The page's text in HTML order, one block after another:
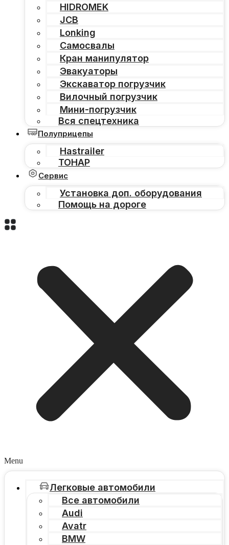
HIDROMEK
JCB
Lonking
Самосвалы
Кран манипулятор
Эвакуаторы
Экскаватор погрузчик
Вилочный погрузчик
Мини-погрузчик
Вся спецтехника
Полуприцепы
Hastrailer
ТОНАР
Сервис
Установка доп. оборудования
Помощь на дороге
Menu
Легковые автомобили
Все автомобили
Audi
Avatr
BMW